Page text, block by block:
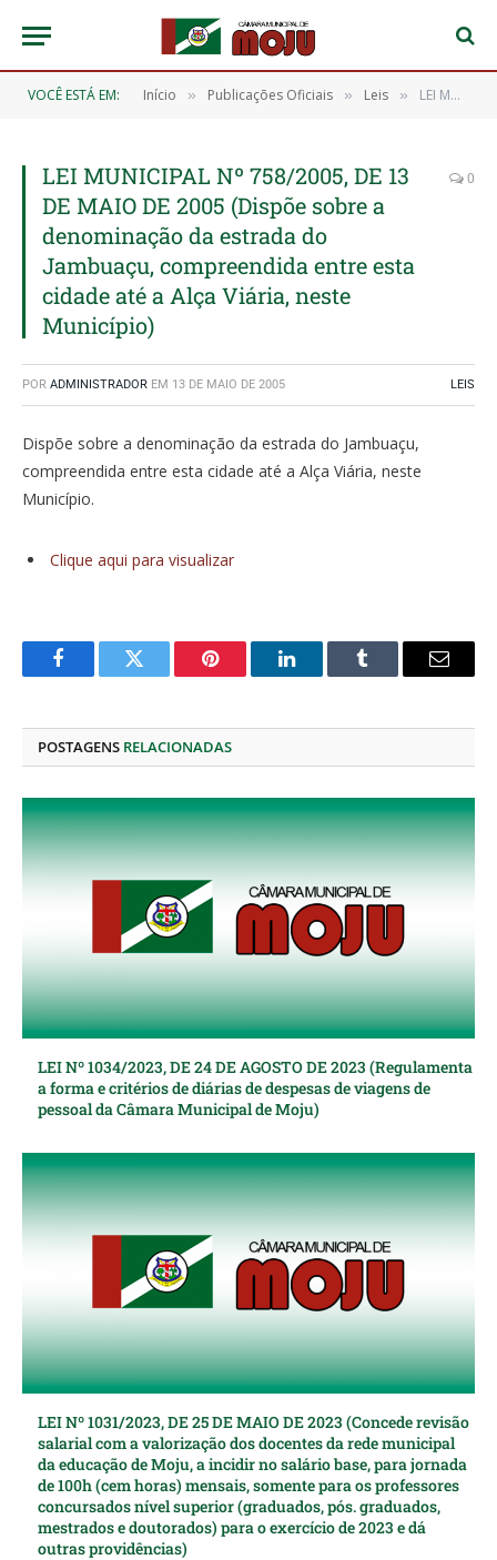
VOCÊ ESTÁ EM: Início » Publicações Oficiais » Leis » LEI MUNICIPAL Nº 758/2005, DE 13 DE MAIO DE 2005 (Dispõe sobre a denominação da estrada do Jambuaçu, compreendida entre esta cidade até a Alça Viária, neste Município)
LEI MUNICIPAL Nº 758/2005, DE 13
DE MAIO DE 2005 (Dispõe sobre a
denominação da estrada do
Jambuaçu, compreendida entre esta
cidade até a Alça Viária, neste
Município)
0
POR ADMINISTRADOR EM 13 DE MAIO DE 2005 LEIS
Dispõe sobre a denominação da estrada do Jambuaçu,
compreendida entre esta cidade até a Alça Viária, neste
Município.
Clique aqui para visualizar
FacebookTwitter Pinterest O
Tumblr
E-
POSTAGENS RELACIONADAS
LEI Nº 1034/2023, DE 24 DE AGOSTO DE 2023 (Regulamenta
a forma e critérios de diárias de despesas de viagens de
pessoal da Câmara Municipal de Moju)
LEI Nº 1031/2023, DE 25 DE MAIO DE 2023 (Concede revisão
salarial com a valorização dos docentes da rede municipal
da educação de Moju, a incidir no salário base, para jornada
de 100h (cem horas) mensais, somente para os professores
concursados nível superior (graduados, pós. graduados,
mestrados e doutorados) para o exercício de 2023 e dá
outras providências)